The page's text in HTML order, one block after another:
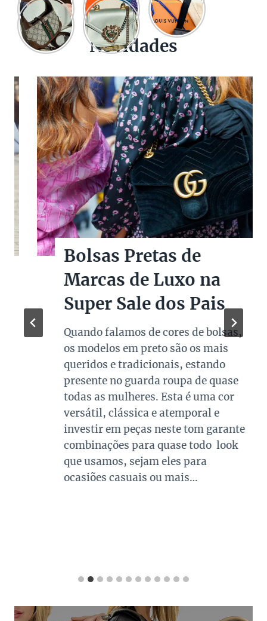
Novidades
Bolsas Pretas de
Marcas de Luxo na
Super Sale dos Pais
Quando falamos de cores de bolsas,
os modelos em preto são os mais
queridos e tradicionais, estando
presente no guarda roupa de quase
todas as mulheres. Esta é uma cor
versátil, clássica e atemporal e
investir em peças neste tom garante
combinações para quase todo look
que usamos, sejam eles para
ocasiões casuais ou mais…